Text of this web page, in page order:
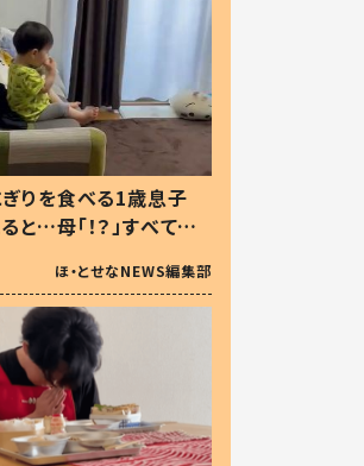
ぎりを食べる1歳息子
と…母「！？」すべてを
に「可愛いから許
」
ほ・とせなNEWS編集部